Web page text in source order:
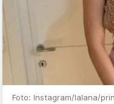
Foto: Instagram/lalana/